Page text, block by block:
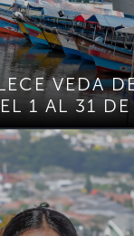
VEDA
1 AL 31